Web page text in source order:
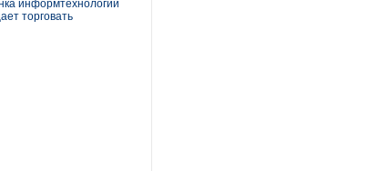
информтехнологий
торговать